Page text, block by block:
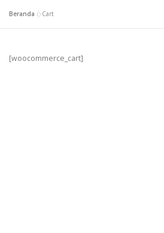
Beranda »Cart
[woocommerce_cart]